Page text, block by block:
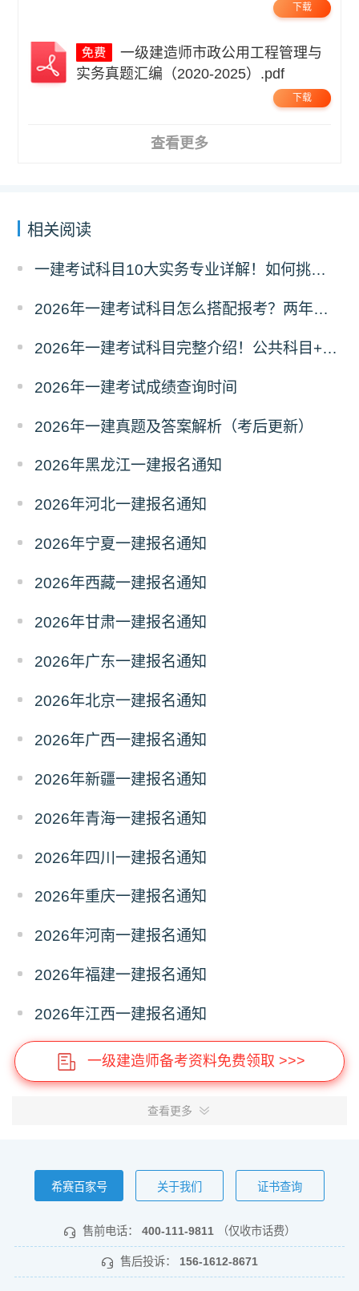
下载
一级建造师市政公用工程管理与
实务真题汇编（2020-2025）.pdf
下载
查看更多
相关阅读
一建考试科目10大实务专业详解！如何挑选？
2026年一建考试科目怎么搭配报考？两年滚动
2026年一建考试科目完整介绍！公共科目+专业科目
2026年一建考试成绩查询时间
2026年一建真题及答案解析（考后更新）
2026年黑龙江一建报名通知
2026年河北一建报名通知
2026年宁夏一建报名通知
2026年西藏一建报名通知
2026年甘肃一建报名通知
2026年广东一建报名通知
2026年北京一建报名通知
2026年广西一建报名通知
2026年新疆一建报名通知
2026年青海一建报名通知
2026年四川一建报名通知
2026年重庆一建报名通知
2026年河南一建报名通知
2026年福建一建报名通知
2026年江西一建报名通知
一级建造师备考资料免费领取 >>>
查看更多
希赛百家号 关于我们 证书查询
售前电话： 400-111-9811 （仅收市话费）
售后投诉： 156-1612-8671